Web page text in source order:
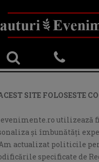
SITE FOLOSESTE
utilizează
și îmbunătăți
actualizat politicile
specificate de